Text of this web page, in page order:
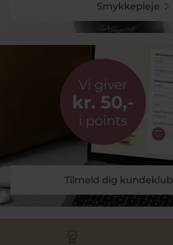
Smykkepleje
Tilmeld dig